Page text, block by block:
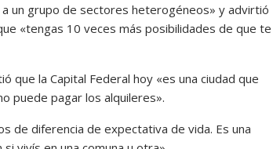
un grupo de sectores heterogéneos» y advirtió
«tengas 10 veces más posibilidades de que te
que la Capital Federal hoy «es una ciudad que
puede pagar los alquileres».
de diferencia de expectativa de vida. Es una